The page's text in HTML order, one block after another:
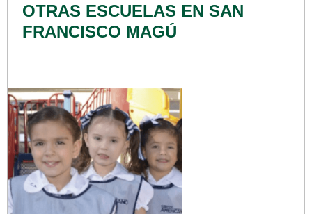
OTRAS ESCUELAS EN SAN
FRANCISCO MAGÚ